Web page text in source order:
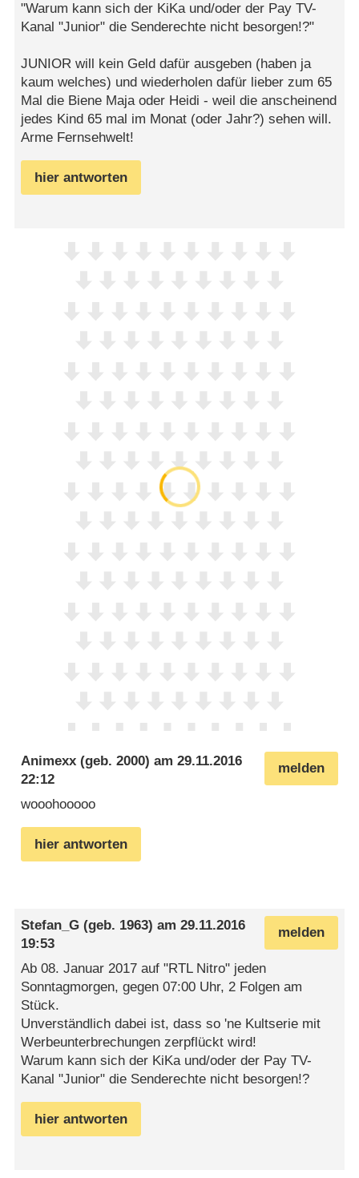
"Warum kann sich der KiKa und/oder der Pay TV-
Kanal "Junior" die Senderechte nicht besorgen!?"
JUNIOR will kein Geld dafür ausgeben (haben ja
kaum welches) und wiederholen dafür lieber zum 65
Mal die Biene Maja oder Heidi - weil die anscheinend
jedes Kind 65 mal im Monat (oder Jahr?) sehen will.
Arme Fernsehwelt!
hier antworten
melden
Animexx (geb. 2000) am29.11.2016
22:12
wooohooooo
hier antworten
melden
Stefan_G (geb. 1963) am29.11.2016
19:53
Ab 08. Januar 2017 auf "RTL Nitro" jeden
Sonntagmorgen, gegen 07:00 Uhr, 2 Folgen am
Stück.
Unverständlich dabei ist, dass so 'ne Kultserie mit
Werbeunterbrechungen zerpflückt wird!
Warum kann sich der KiKa und/oder der Pay TV-
Kanal "Junior" die Senderechte nicht besorgen!?
hier antworten